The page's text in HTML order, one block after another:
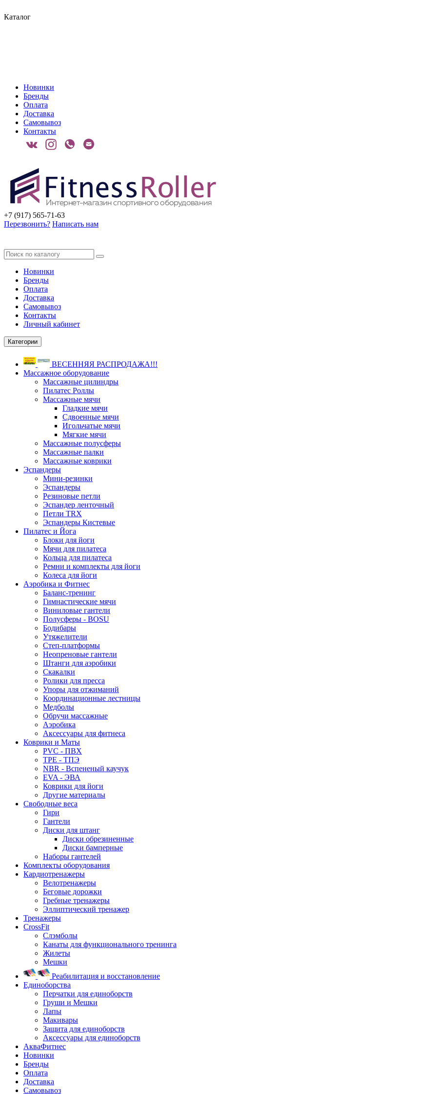
Каталог
Новинки
Бренды
Оплата
Доставка
Самовывоз
Контакты
+7 (917) 565-71-63
Перезвонить? Написать нам
Новинки
Бренды
Оплата
Доставка
Самовывоз
Контакты
Личный кабинет
Категории
ВЕСЕННЯЯ РАСПРОДАЖА!!!
Массажное оборудование
Массажные цилиндры
Пилатес Роллы
Массажные мячи
Гладкие мячи
Сдвоенные мячи
Игольчатые мячи
Мягкие мячи
Массажные полусферы
Массажные палки
Массажные коврики
Эспандеры
Мини-резинки
Эспандеры
Резиновые петли
Эспандер ленточный
Петли TRX
Эспандеры Кистевые
Пилатес и Йога
Блоки для йоги
Мячи для пилатеса
Кольца для пилатеса
Ремни и комплекты для йоги
Колеса для йоги
Аэробика и Фитнес
Баланс-тренинг
Гимнастические мячи
Виниловые гантели
Полусферы - BOSU
Бодибары
Утяжелители
Степ-платформы
Неопреновые гантели
Штанги для аэробики
Скакалки
Ролики для пресса
Упоры для отжиманий
Координационные лестницы
Медболы
Обручи массажные
Аэробика
Аксессуары для фитнеса
Коврики и Маты
PVC - ПВХ
TPE - ТПЭ
NBR - Вспененый каучук
EVA - ЭВА
Коврики для йоги
Другие материалы
Свободные веса
Гири
Гантели
Диски для штанг
Диски обрезиненные
Диски бамперные
Наборы гантелей
Комплекты оборудования
Кардиотренажеры
Велотренажеры
Беговые дорожки
Гребные тренажеры
Эллиптический тренажер
Тренажеры
CrossFit
Слэмболы
Канаты для функционального тренинга
Жилеты
Мешки
Реабилитация и восстановление
Единоборства
Перчатки для единоборств
Груши и Мешки
Лапы
Макивары
Защита для единоборств
Аксессуары для единоборств
АкваФитнес
Новинки
Бренды
Оплата
Доставка
Самовывоз